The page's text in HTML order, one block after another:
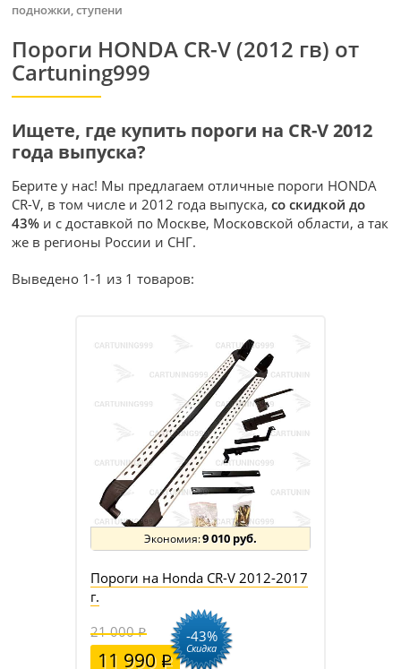
подножки, ступени
Пороги HONDA CR-V (2012 гв) от
Cartuning999
Ищете, где купить пороги на CR-V 2012
года выпуска?
Берите у нас! Мы предлагаем отличные пороги HONDA
CR-V, в том числе и 2012 года выпуска,со скидкой до
43% и с доставкой по Москве, Московской области, а так
же в регионы России и СНГ.
Выведено 1-1 из 1 товаров:
9 010 руб.
Пороги на Honda CR-V 2012-2017
г.
21 000
11 990
-43%
Скидка